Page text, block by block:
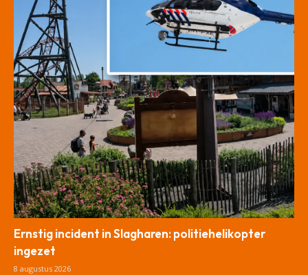
Ernstig incident in Slagharen: politiehelikopter
ingezet
8 augustus 2026